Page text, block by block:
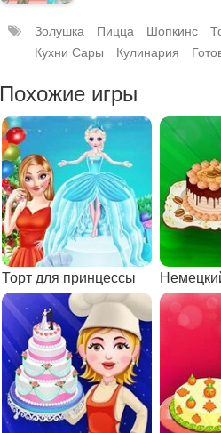
Золушка Пицца Шопкинс
Кухни Сары
Кулинария
Похожие игры
Торт для принцессы